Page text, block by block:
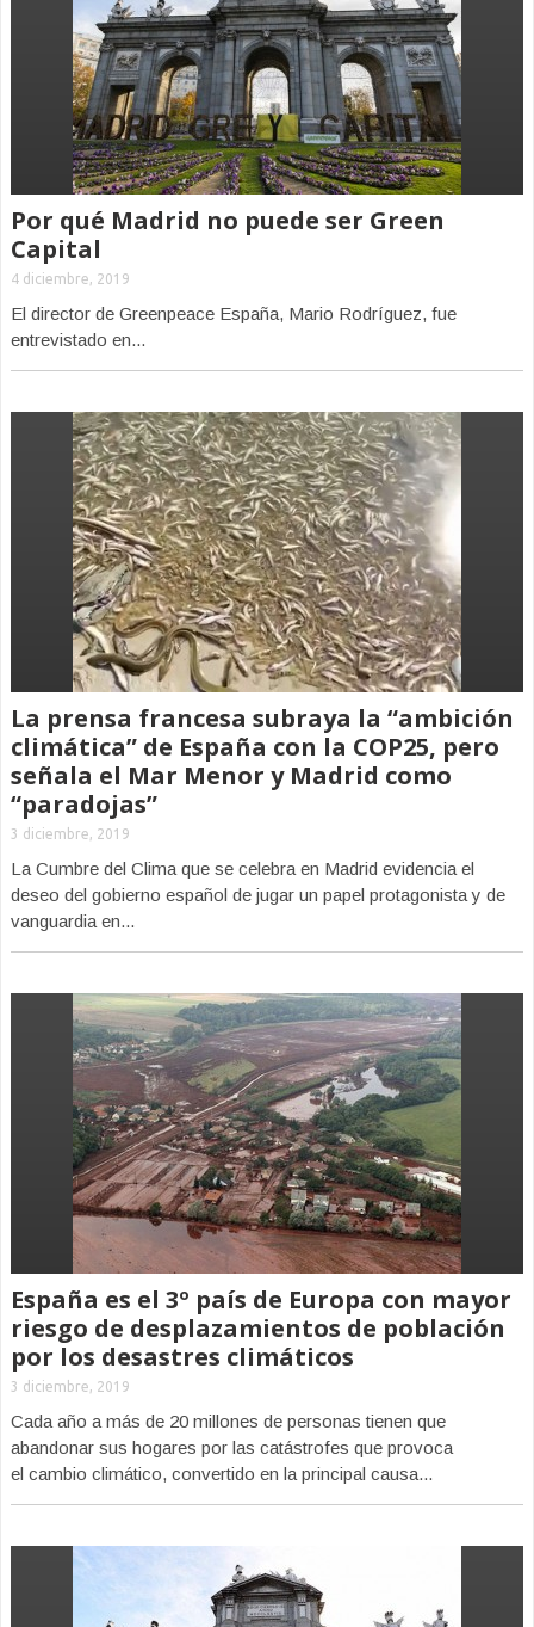
Por qué Madrid no puede ser Green
Capital
4 diciembre, 2019
El director de Greenpeace España, Mario Rodríguez, fue
entrevistado en...
La prensa francesa subraya la “ambición
climática” de España con la COP25, pero
señala el Mar Menor y Madrid como
“paradojas”
3 diciembre, 2019
La Cumbre del Clima que se celebra en Madrid evidencia el
deseo del gobierno español de jugar un papel protagonista y de
vanguardia en...
España es el 3º país de Europa con mayor
riesgo de desplazamientos de población
por los desastres climáticos
3 diciembre, 2019
Cada año a más de 20 millones de personas tienen que
abandonar sus hogares por las catástrofes que provoca
el cambio climático, convertido en la principal causa...